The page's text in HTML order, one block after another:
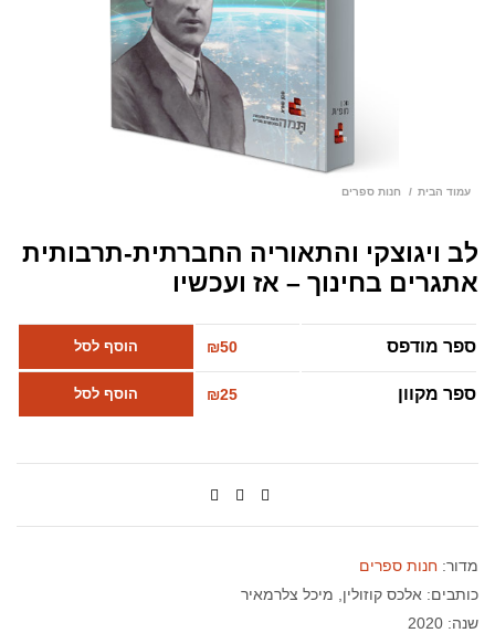
עמוד הבית חנות ספרים
לב ויגוצקי והתאוריה החברתית-תרבותית
אתגרים בחינוך – אז ועכשיו
ספר מודפס ₪50 הוסף לסל
ספר מקוון ₪25 הוסף לסל
מדור: חנות ספרים
כותבים: אלכס קוזולין
מיכל צלרמאיר
שנה: 2020